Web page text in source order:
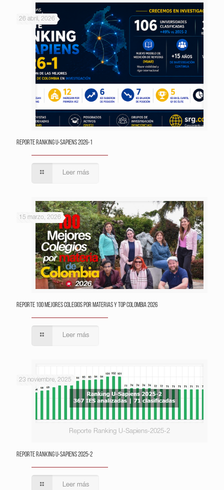
26 abril, 2026
Reporte Ranking U-Sapiens 2026-1
Leer más
15 marzo, 2026
Reporte 100 Mejores Colegios por Materias y Top Colombia 2026
Leer más
Reporte Ranking U-Sapiens-2025-2
23 noviembre, 2025
Reporte Ranking U-Sapiens 2025-2
Leer más